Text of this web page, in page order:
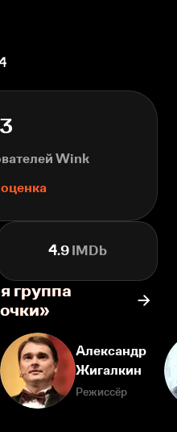
Wink
4.9IMDb
группа
Александр
Жигалкин
Режиссёр